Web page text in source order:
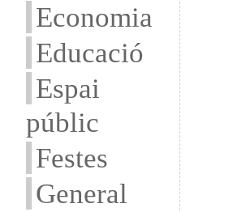
Economia
Educació
Espai
públic
Festes
General